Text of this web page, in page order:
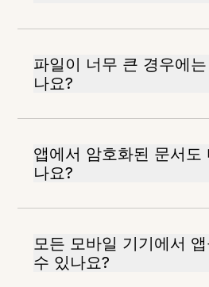
파일이 너무 큰 경우에
나요?
앱에서 암호화된 문서도
나요?
모든 모바일 기기에서
수 있나요?